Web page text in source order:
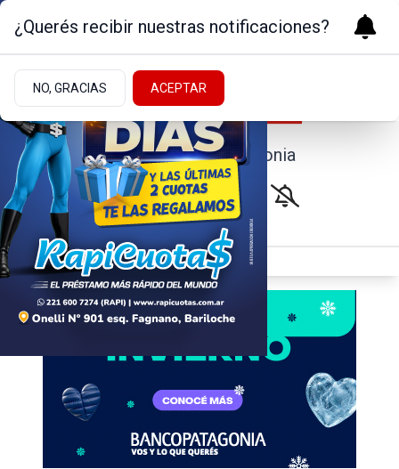
Noticias de la Patagonia
¿Querés recibir nuestras notificaciones?
NO, GRACIAS ACEPTAR